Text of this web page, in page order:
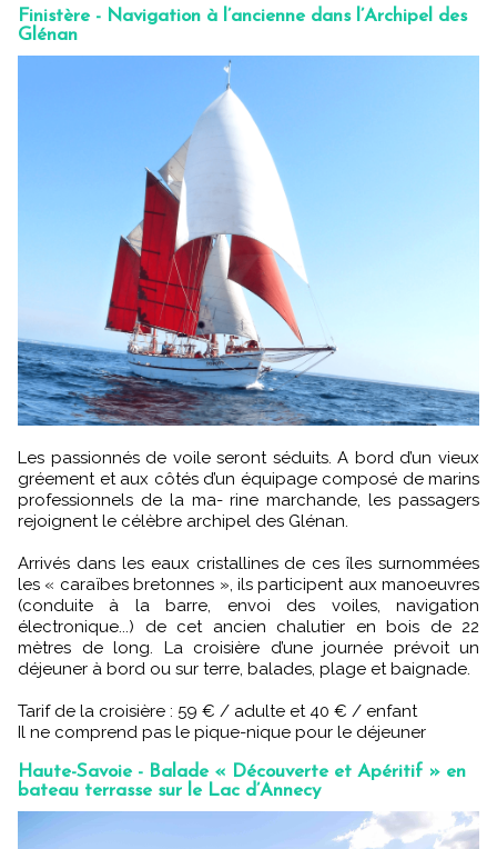
Finistère - Navigation à l’ancienne dans l’Archipel des
Glénan
Les passionnés de voile seront séduits. A bord d’un vieux
gréement et aux côtés d’un équipage composé de marins
professionnels de la ma- rine marchande, les passagers
rejoignent le célèbre archipel des Glénan.
Arrivés dans les eaux cristallines de ces îles surnommées
les « caraïbes bretonnes », ils participent aux manoeuvres
(conduite à la barre, envoi des voiles, navigation
électronique...) de cet ancien chalutier en bois de 22
mètres de long. La croisière d’une journée prévoit un
déjeuner à bord ou sur terre, balades, plage et baignade.
Tarif de la croisière : 59 € / adulte et 40 € / enfant
Il ne comprend pas le pique-nique pour le déjeuner
Haute-Savoie - Balade « Découverte et Apéritif » en
bateau terrasse sur le Lac d’Annecy